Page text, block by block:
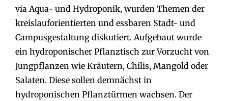
via Aqua- und Hydroponik, wurden Themen der
kreislauforientierten und essbaren Stadt- und
Campusgestaltung diskutiert. Aufgebaut wurde
ein hydroponischer Pflanztisch zur Vorzucht von
Jungpflanzen wie Kräutern, Chilis, Mangold oder
Salaten. Diese sollen demnächst in
hydroponischen Pflanztürmen wachsen. Der